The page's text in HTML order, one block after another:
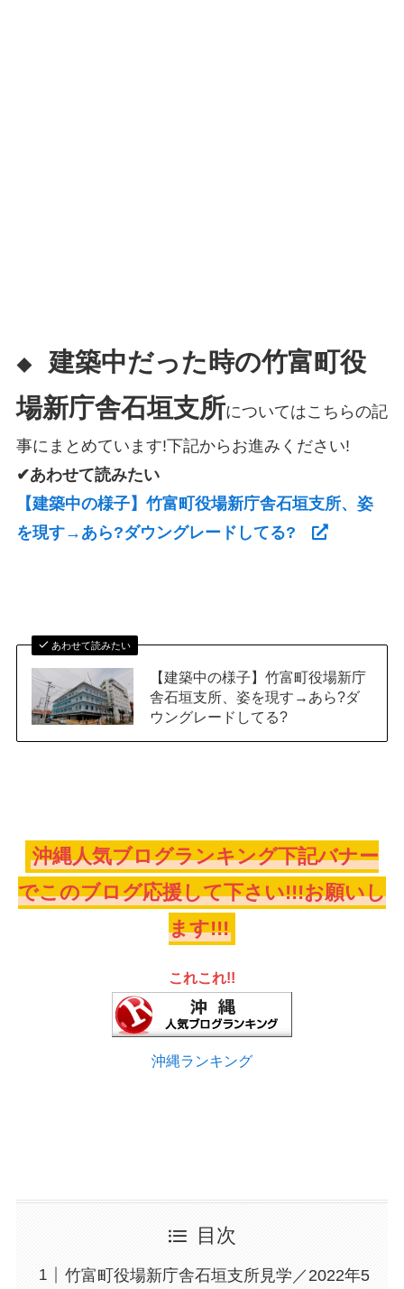
◆ 建築中だった時の竹富町役
場新庁舎石垣支所についてはこちらの記
事にまとめています!下記からお進みください!
✔あわせて読みたい
【建築中の様子】竹富町役場新庁舎石垣支所、姿
を現す→あら?ダウングレードしてる?
あわせて読みたい
【建築中の様子】竹富町役場新庁
舎石垣支所、姿を現す→あら?ダ
ウングレードしてる?
沖縄人気ブログランキング下記バナー
でこのブログ応援して下さい!!!お願いし
ます!!!
これこれ!!
沖縄ランキング
目次
竹富町役場新庁舎石垣支所見学／2022年5